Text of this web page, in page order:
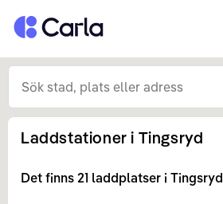
Tillbaka till startsidan
Laddstationer i Tingsryd
Det finns 21 laddplatser i Tingsryd